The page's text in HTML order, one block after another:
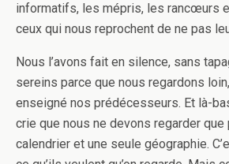
informatifs, les mépris, les rancœurs
ceux qui nous reprochent de ne pas
Nous l’avons fait en silence, sans
sereins parce que nous regardons
enseigné nos prédécesseurs. Et là-
crie que nous ne devons regarder que
calendrier et une seule géographie.